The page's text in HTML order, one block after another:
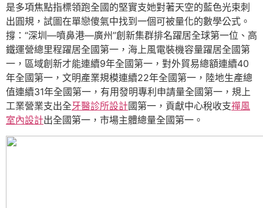
是多項焦點指標領跑全國的堅實支她對著天空的藍色光束刺
出圓規，試圖在單戀傻氣中找到一個可被量化的數學公式。
撐：“深圳—噴鼻港—廣州”創新集群排名躍居全球第一位、高
鐵運營總里程躍居全國第一，海上風電裝機容量躍居全國第
一，區域創新才能連續9年全國第一，對外貿易總額連續40
年全國第一，文明產業規模連續22年全國第一，陸地生產總
值連續31年全國第一，有用發明專利申請量全國第一，規上
工業營業支出全牙醫診所設計國第一，貢獻中心稅收支禪風
室內設計出全國第一，市場主體總量全國第一。